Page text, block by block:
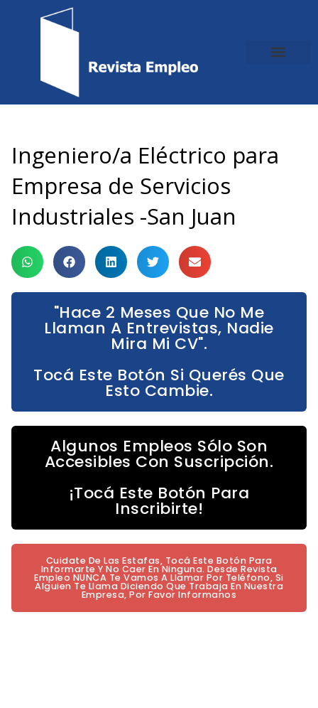
Ingeniero/a Eléctrico para
Empresa de Servicios
Industriales -San Juan
"Hace 2 Meses Que No Me
Llaman A Entrevistas, Nadie
Mira Mi CV".
Tocá Este Botón Si Querés Que
Esto Cambie.
Algunos Empleos Sólo Son
Accesibles Con Suscripción.
¡Tocá Este Botón Para
Inscribirte!
Cuidate De Las Estafas, Tocá Este Botón Para
Informarte Y No Caer En Ninguna. Desde Revista
Empleo NUNCA Te Vamos A Llamar Por Teléfono, Si
Alguien Te Llama Diciendo Que Trabaja En Nuestra
Empresa, Por Favor Informanos